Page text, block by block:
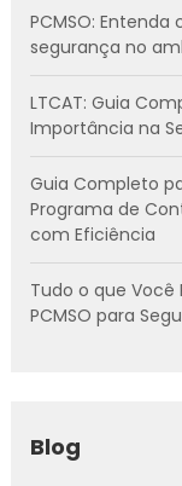
PCMSO:
segurança no
LTCAT: Guia
Importância na
Guia Completo
Programa de
com Eficiência
Tudo o que Você
PCMSO para
Blog